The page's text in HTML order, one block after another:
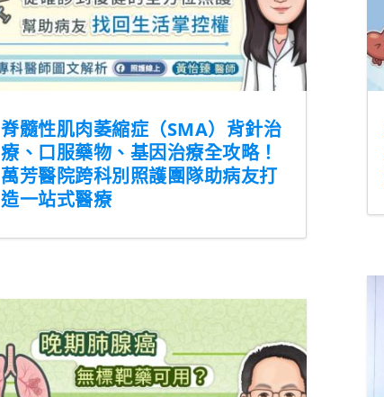
脊髓性肌肉萎縮症（SMA）背針治
療、口服藥物、基因治療全攻略！
萬芳醫院跨科別照護團隊助病友打
造一站式醫療